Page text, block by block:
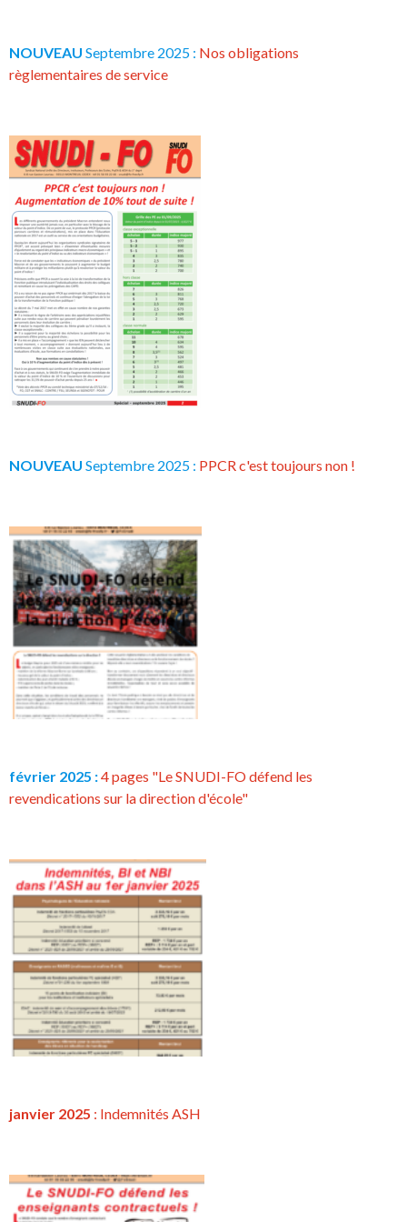
NOUVEAU Septembre 2025 : Nos obligations
règlementaires de service
NOUVEAU Septembre 2025 : PPCR c'est toujours non !
février 2025 :4 pages "Le SNUDI-FO défend les
revendications sur la direction d'école"
janvier 2025 : Indemnités ASH